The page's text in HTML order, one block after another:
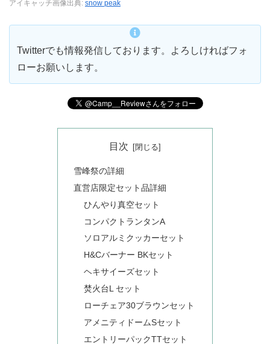
アイキャッチ画像出典: snow peak
Twitterでも情報発信しております。よろしければフォ
ローお願いします。
目次
雪峰祭の詳細
直営店限定セット品詳細
ひんやり真空セット
コンパクトランタンA
ソロアルミクッカーセット
H&Cバーナー BKセット
ヘキサイーズセット
焚火台L セット
ローチェア30ブラウンセット
アメニティドームSセット
エントリーパックTTセット